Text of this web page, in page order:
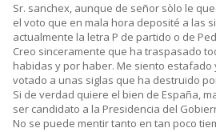
Sr. sanchex, aunque de señor sòlo le
el voto que en mala hora deposité a las
actualmente la letra P de partido o de
Creo sinceramente que ha traspasado
habidas y por haber. Me siento
votado a unas siglas que ha destruido
Si de verdad quiere el bien de España,
ser candidato a la Presidencia del
No se puede mentir tanto en tan poco